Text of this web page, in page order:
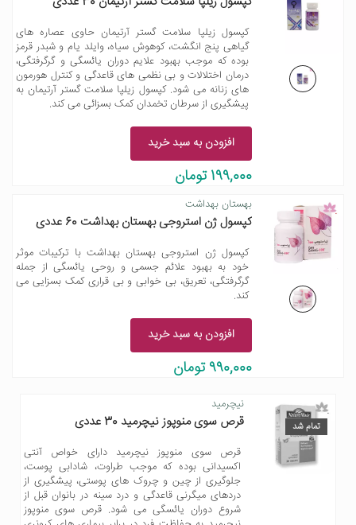
کپسول زیلپا سلامت گستر آرتیمان حاوی عصاره های
گیاهی پنج انگشت، کوهوش سیاه، وایلد یام و شبدر قرمز
بوده که موجب بهبود علایم دوران یائسگی و گرگرفتگی،
درمان اختلالات و بی نظمی های قاعدگی و کنترل هورمون
های زنانه می شود. کپسول زیلپا سلامت گستر آرتیمان به
پیشگیری از سرطان تخمدان کمک بسزائی می کند.
افزودن به سبد خرید
199,000 تومان
بهستان بهداشت
کپسول ژن استروجی بهستان بهداشت 60 عددی
کپسول ژن استروجی بهستان بهداشت با ترکیبات موثر
خود به بهبود علائم جسمی و روحی یائسگی از جمله
گرگرفتگی، تعریق، بی خوابی و بی قراری کمک بسزایی می
کند.
افزودن به سبد خرید
990,000 تومان
تمام شد
نیچرمید
قرص سوی منوپوز نیچرمید 30 عددی
قرص سوی منوپوز نیچرمید دارای خواص آنتی
اکسیدانی بوده که موجب طراوت، شادابی پوست،
جلوگیری از چین و چروک های پوستی، پیشگیری از
دردهای میگرنی قاعدگی و درد سینه در بانوان قبل از
شروع دوران یائسگی می شود. قرص سوی منوپوز